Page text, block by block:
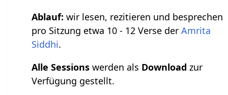
Ablauf: wir lesen, rezitieren und besprechen
pro Sitzung etwa 10 - 12 Verse derAmrita
Siddhi.
Alle Sessions werden als Download zur
Verfügung gestellt.